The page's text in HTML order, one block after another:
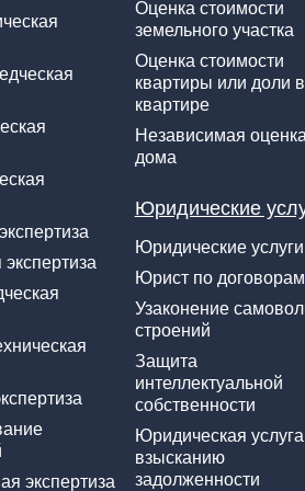
экспертиза
Оценка стоимости
земельного участка
Оценка стоимости
квартиры или доли в
квартире
Независимая оценка
дома
Юридические
Юридические услуги
Юрист по договорам
Узаконение
строений
Защита
интеллектуальной
собственности
Юридическая
взысканию
задолженности